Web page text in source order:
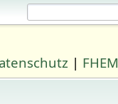
| FHEM